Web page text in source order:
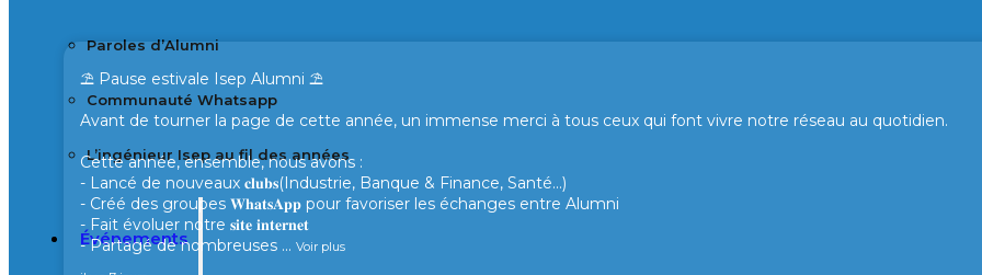
Paroles d’Alumni
Communauté Whatsapp
L’ingénieur Isep au fil des années
Événements
⛱️ Pause estivale Isep Alumni ⛱️
Avant de tourner la page de cette année, un immense merci à tous ceux qui font vivre notre réseau au quotidien.
Cette année, ensemble, nous avons :
- Lancé de nouveaux 𝐜𝐥𝐮𝐛𝐬(Industrie, Banque & Finance, Santé...)
- Créé des groupes 𝐖𝐡𝐚𝐭𝐬𝐀𝐩𝐩 pour favoriser les échanges entre Alumni
- Fait évoluer notre 𝐬𝐢𝐭𝐞 𝐢𝐧𝐭𝐞𝐫𝐧𝐞𝐭
- Partagé de nombreuses ... Voir plus